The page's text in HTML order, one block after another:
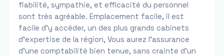
fiabilité, sympathie, et efficacité du personnel
sont très agréable. Emplacement facile, il est
facile d’y accéder, un des plus grands cabinets
d’expertise de la région, Vous aurez l’assurance
d’une comptabilité bien tenue, sans crainte d’un